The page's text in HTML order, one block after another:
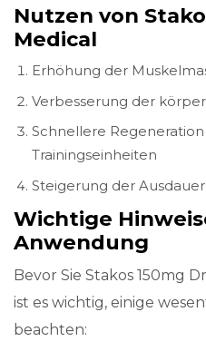
Nutzen von
Medical
Erhöhung der
Verbesserung der
Schnellere
Trainingseinheiten
Steigerung der Ausdauer
Wichtige
Anwendung
Bevor Sie Stakos 150mg
ist es wichtig, einige
beachten: